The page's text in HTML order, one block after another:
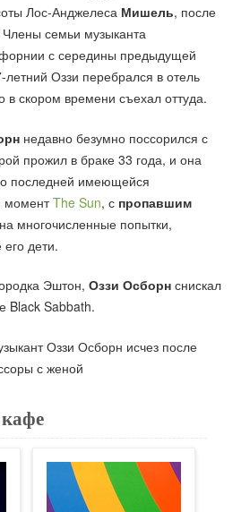
Лос-Анджелеса Мишель, после
семьи музыканта
с середины предыдущей
Оззи перебрался в отель
в скором времени съехал оттуда.
недавно безумно поссорился с
прожил в браке 33 года, и она
последней имеющейся
моментThe Sun, с пропавшим
многочисленные попытки,
его дети.
Эштон, Оззи Осборн снискал
Black Sabbath.
кафе